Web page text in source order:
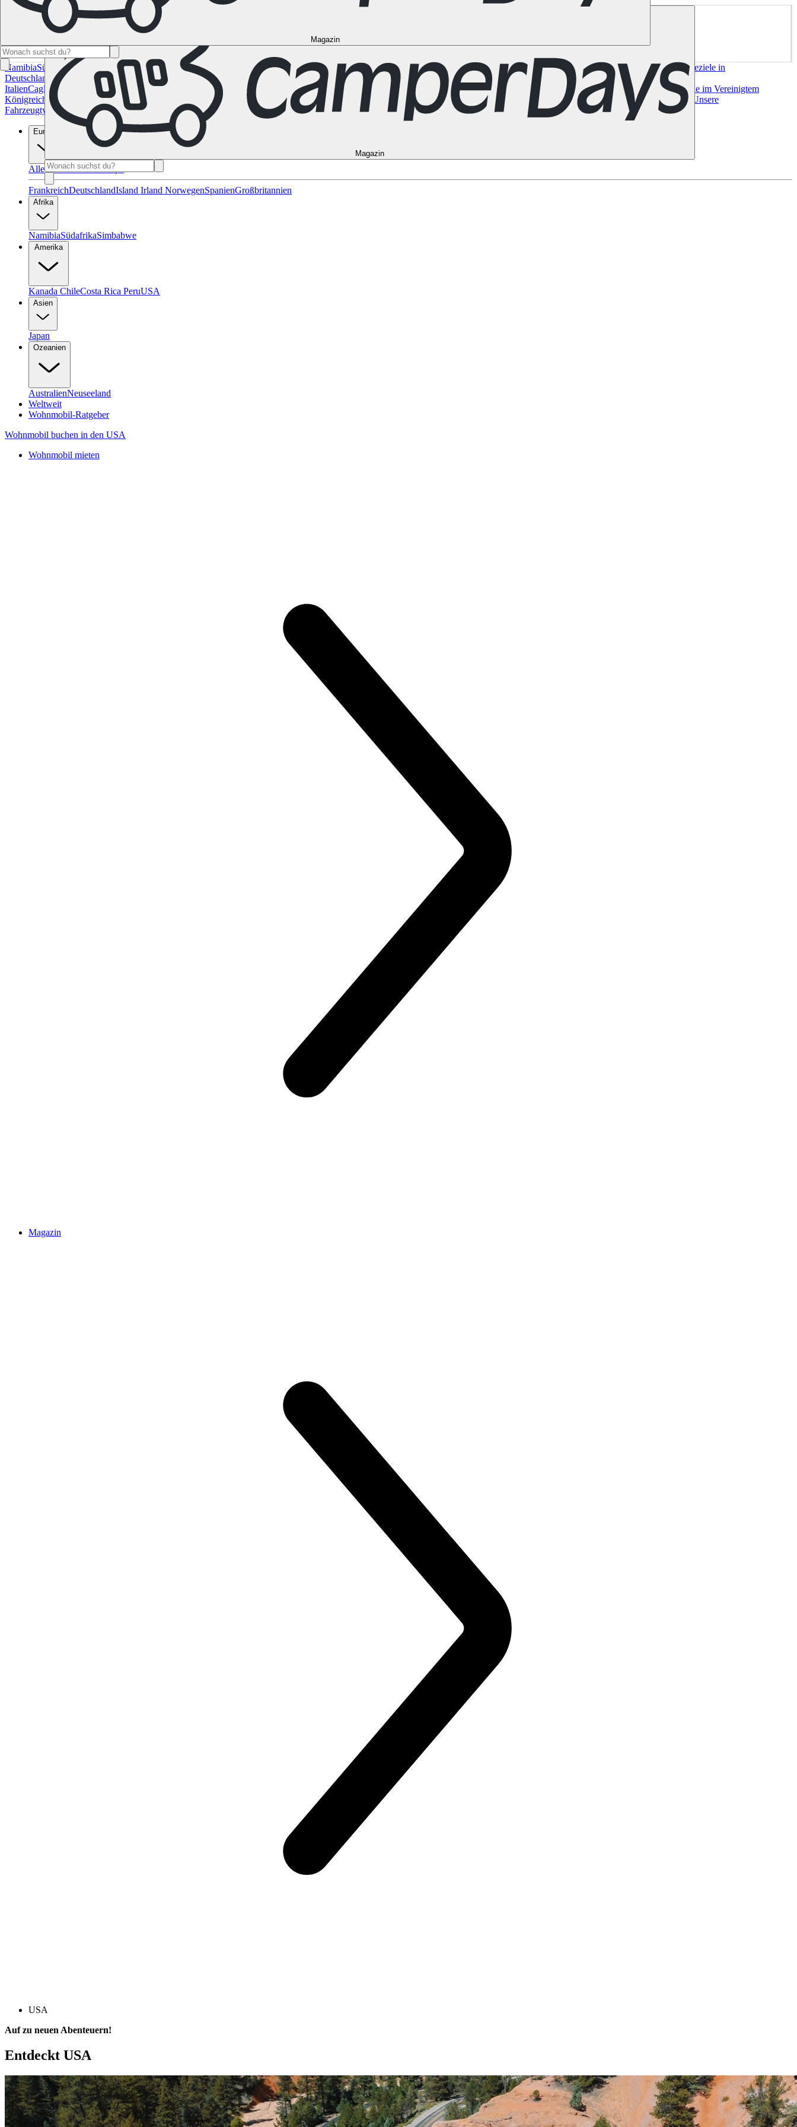
Magazin
Magazin
NamibiaSüdafrikaAlle Ziele in Kanada CalgaryHalifax TorontoVancouver Alle Ziele in den USALas Vegas Los Angeles MiamiNew YorkSan Francisco ChileCosta RicaAlle Reiseziele in
Deutschland
Berlin Hamburg HannoverKöln Leipzig München Stuttgart Alle Reiseziele in Frankreich Korsika LyonMarseilles Nizza Paris Toulouse Alle Reiseziele in
ItalienCagliari Florenz Mailand Rom Sardinien Alle Reiseziele in NorwegenBergen Oslo Alle Reiseziele in Spanien Andalusien Barcelona Bilbao MadridSevilla Valencia Alle Reiseziele im Vereinigtem
Königreich Edinburgh Glasgow London Schottland Alle Ziele in Australien Brisbane Cairns Melbourne Perth Sydney Alle Ziele in Neuseeland Auckland ChristchurchQueenstown
Unsere
Fahrzeugtypen Wohnmobil-RatgeberReisemagazinFAQ Geschenk Gutschein
Europa
Alle Reiseziele in Europa
FrankreichDeutschlandIsland Irland NorwegenSpanienGroßbritannien
Afrika
NamibiaSüdafrikaSimbabwe
Amerika
Kanada ChileCosta Rica PeruUSA
Asien
Japan
Ozeanien
AustralienNeuseeland
Weltweit
Wohnmobil-Ratgeber
Wohnmobil buchen in den USA
Wohnmobil mieten
Magazin
USA
Auf zu neuen Abenteuern!
Entdeckt USA